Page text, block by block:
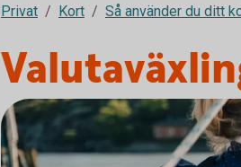
Privat Kort Så använder du ditt